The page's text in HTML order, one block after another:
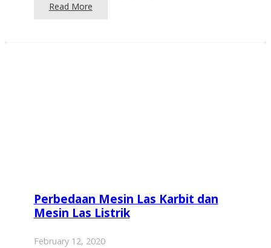
Read More
Perbedaan Mesin Las Karbit dan
Mesin Las Listrik
February 12, 2020